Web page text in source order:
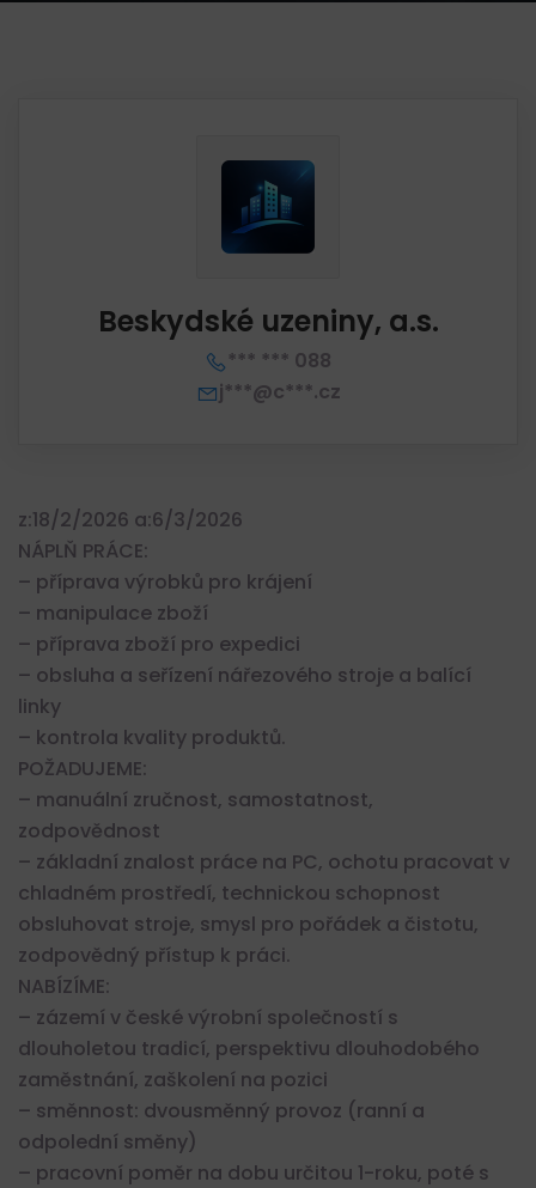
Beskydské uzeniny, a.s.
*** *** 088
j***@c***.cz
z:18/2/2026 a:6/3/2026
NÁPLŇ PRÁCE:
– příprava výrobků pro krájení
– manipulace zboží
– příprava zboží pro expedici
– obsluha a seřízení nářezového stroje a balící
linky
– kontrola kvality produktů.
POŽADUJEME:
– manuální zručnost, samostatnost,
zodpovědnost
– základní znalost práce na PC, ochotu pracovat v
chladném prostředí, technickou schopnost
obsluhovat stroje, smysl pro pořádek a čistotu,
zodpovědný přístup k práci.
NABÍZÍME:
– zázemí v české výrobní společností s
dlouholetou tradicí, perspektivu dlouhodobého
zaměstnání, zaškolení na pozici
– směnnost: dvousměnný provoz (ranní a
odpolední směny)
– pracovní poměr na dobu určitou 1-roku, poté s